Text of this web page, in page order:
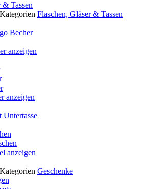
& Tassen
Flaschen, Gläser & Tassen
Becher
anzeigen
anzeigen
Untertasse
anzeigen
Geschenke